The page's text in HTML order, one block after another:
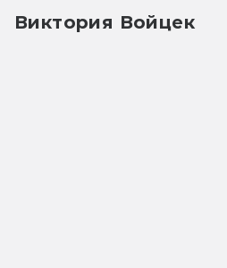
Виктория Войцек